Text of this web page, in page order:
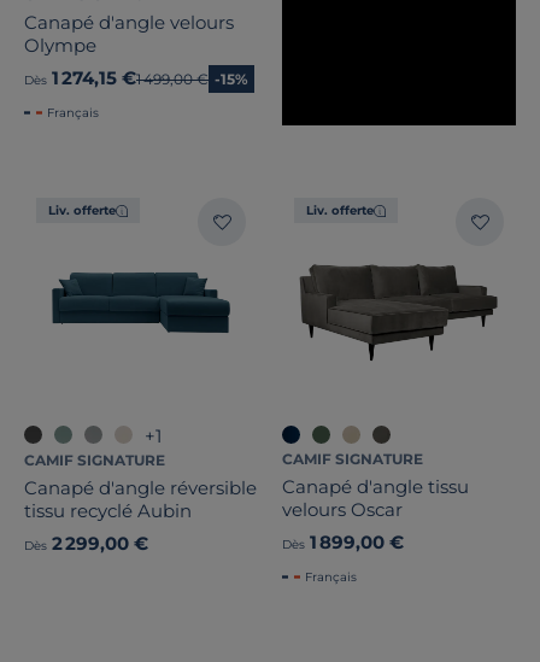
Canapé d'angle velours
Olympe
Dès 1 274,15 €Ancien prix
1 499,00 € -15%
Français
Liv. offerte
+1
CAMIF SIGNATURE
Canapé d'angle réversible
tissu recyclé Aubin
Dès 2 299,00 €
Liv. offerte
CAMIF SIGNATURE
Canapé d'angle tissu
velours Oscar
Dès 1 899,00 €
Français